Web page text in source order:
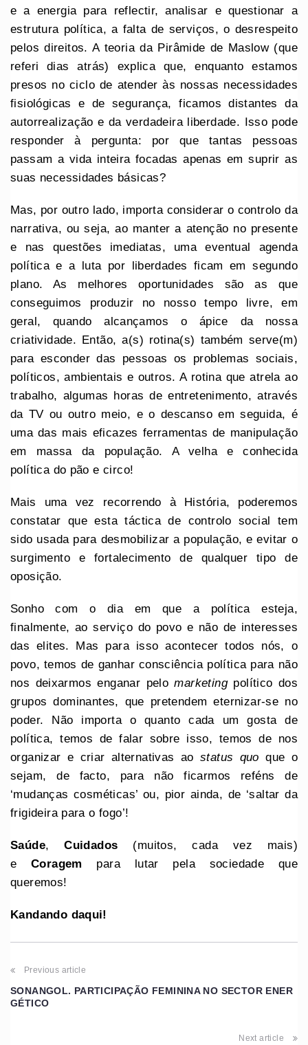
e a energia para reflectir, analisar e questionar a
estrutura política, a falta de serviços, o desrespeito
pelos direitos. A teoria da Pirâmide de Maslow (que
referi dias atrás) explica que, enquanto estamos
presos no ciclo de atender às nossas necessidades
fisiológicas e de segurança, ficamos distantes da
autorrealização e da verdadeira liberdade. Isso pode
responder à pergunta: por que tantas pessoas
passam a vida inteira focadas apenas em suprir as
suas necessidades básicas?
Mas, por outro lado, importa considerar o controlo da
narrativa, ou seja, ao manter a atenção no presente
e nas questões imediatas, uma eventual agenda
política e a luta por liberdades ficam em segundo
plano. As melhores oportunidades são as que
conseguimos produzir no nosso tempo livre, em
geral, quando alcançamos o ápice da nossa
criatividade. Então, a(s) rotina(s) também serve(m)
para esconder das pessoas os problemas sociais,
políticos, ambientais e outros. A rotina que atrela ao
trabalho, algumas horas de entretenimento, através
da TV ou outro meio, e o descanso em seguida, é
uma das mais eficazes ferramentas de manipulação
em massa da população. A velha e conhecida
política do pão e circo!
Mais uma vez recorrendo à História, poderemos
constatar que esta táctica de controlo social tem
sido usada para desmobilizar a população, e evitar o
surgimento e fortalecimento de qualquer tipo de
oposição.
Sonho com o dia em que a política esteja,
finalmente, ao serviço do povo e não de interesses
das elites. Mas para isso acontecer todos nós, o
povo, temos de ganhar consciência política para não
nos deixarmos enganar pelomarketing político dos
grupos dominantes, que pretendem eternizar-se no
poder. Não importa o quanto cada um gosta de
política, temos de falar sobre isso, temos de nos
organizar e criar alternativas ao status quoque o
sejam, de facto, para não ficarmos reféns de
‘mudanças cosméticas’ ou, pior ainda, de ‘saltar da
frigideira para o fogo’!
Saúde,Cuidados (muitos, cada vez mais)
eCoragem para lutar pela sociedade que
queremos!
Kandando daqui!
Previous article
SONANGOL. PARTICIPAÇÃO FEMININA NO SECTOR ENER
GÉTICO
Next article